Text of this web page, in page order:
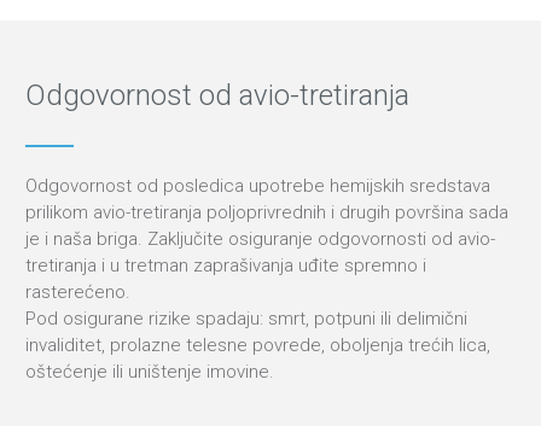
Odgovornost od avio-tretiranja
Odgovornost od posledica upotrebe hemijskih sredstava
prilikom avio-tretiranja poljoprivrednih i drugih površina sada
je i naša briga. Zaključite osiguranje odgovornosti od avio-
tretiranja i u tretman zaprašivanja uđite spremno i
rasterećeno.
Pod osigurane rizike spadaju: smrt, potpuni ili delimični
invaliditet, prolazne telesne povrede, oboljenja trećih lica,
oštećenje ili uništenje imovine.